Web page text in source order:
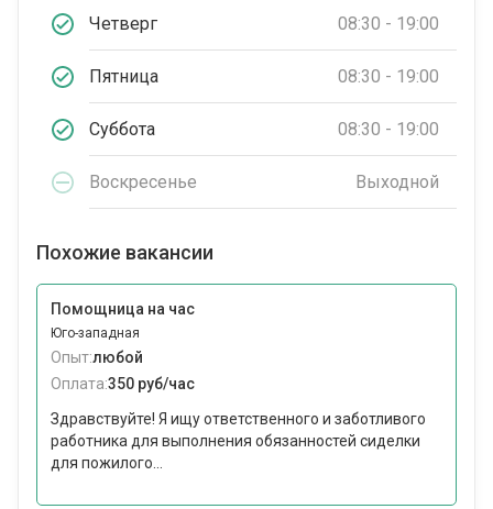
Четверг 08:30 - 19:00
Пятница 08:30 - 19:00
Суббота 08:30 - 19:00
Воскресенье Выходной
Похожие вакансии
Помощница на час
Юго-западная
Опыт:любой
Оплата:350 руб/час
Здравствуйте! Я ищу ответственного и заботливого
работника для выполнения обязанностей сиделки
для пожилого...